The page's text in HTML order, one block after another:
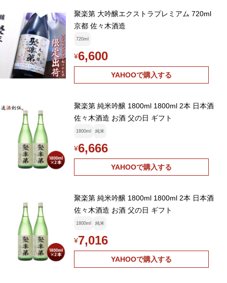
聚楽第 大吟醸エクストラプレミアム 720ml
京都 佐々木酒造
720ml
¥6,600
YAHOOで購入する
聚楽第 純米吟醸 1800ml 1800ml 2本 日本酒
佐々木酒造 お酒 父の日 ギフト
1800ml 純米
¥6,666
YAHOOで購入する
聚楽第 純米吟醸 1800ml 1800ml 2本 日本酒
佐々木酒造 お酒 父の日 ギフト
1800ml 純米
¥7,016
YAHOOで購入する